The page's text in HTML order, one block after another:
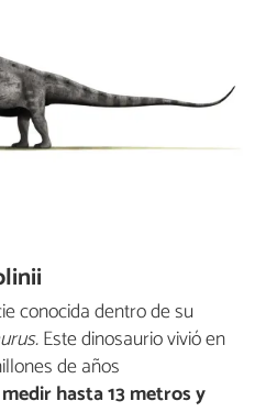
conocida dentro de su
Este dinosaurio vivió en
de años
medir hasta 13 metros y